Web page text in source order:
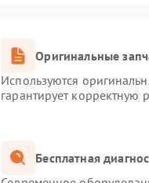
Оригинальные
Используются
гарантирует корректную
Бесплатная